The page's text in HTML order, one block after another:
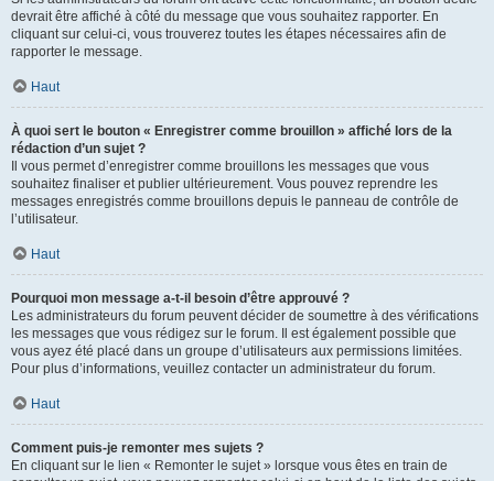
devrait être affiché à côté du message que vous souhaitez rapporter. En
cliquant sur celui-ci, vous trouverez toutes les étapes nécessaires afin de
rapporter le message.
Haut
À quoi sert le bouton « Enregistrer comme brouillon » affiché lors de la
rédaction d’un sujet ?
Il vous permet d’enregistrer comme brouillons les messages que vous
souhaitez finaliser et publier ultérieurement. Vous pouvez reprendre les
messages enregistrés comme brouillons depuis le panneau de contrôle de
l’utilisateur.
Haut
Pourquoi mon message a-t-il besoin d’être approuvé ?
Les administrateurs du forum peuvent décider de soumettre à des vérifications
les messages que vous rédigez sur le forum. Il est également possible que
vous ayez été placé dans un groupe d’utilisateurs aux permissions limitées.
Pour plus d’informations, veuillez contacter un administrateur du forum.
Haut
Comment puis-je remonter mes sujets ?
En cliquant sur le lien « Remonter le sujet » lorsque vous êtes en train de